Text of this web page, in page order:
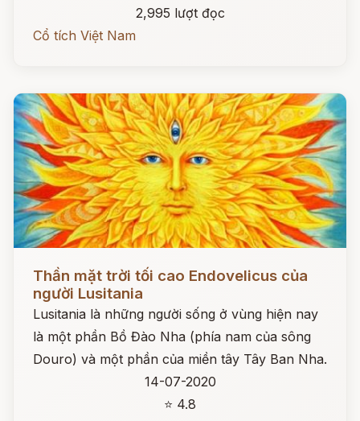
2,995 lượt đọc
Cổ tích Việt Nam
Đọc ngay
Thần mặt trời tối cao Endovelicus của
người Lusitania
Lusitania là những người sống ở vùng hiện nay
là một phần Bồ Đào Nha (phía nam của sông
Douro) và một phần của miền tây Tây Ban Nha.
14-07-2020
⭐ 4.8